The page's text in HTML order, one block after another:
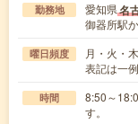
勤務地 愛知県名
御器所駅
曜日頻度
月・火・
表記は一例
時間
8:50～
す。